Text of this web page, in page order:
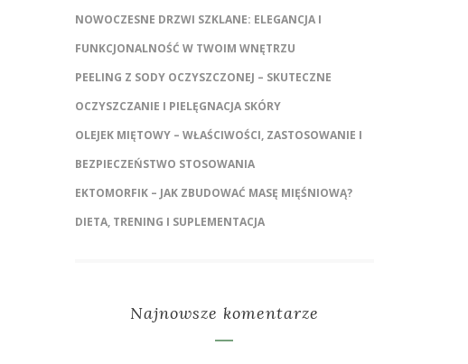
NOWOCZESNE DRZWI SZKLANE: ELEGANCJA I
FUNKCJONALNOŚĆ W TWOIM WNĘTRZU
PEELING Z SODY OCZYSZCZONEJ – SKUTECZNE
OCZYSZCZANIE I PIELĘGNACJA SKÓRY
OLEJEK MIĘTOWY – WŁAŚCIWOŚCI, ZASTOSOWANIE I
BEZPIECZEŃSTWO STOSOWANIA
EKTOMORFIK – JAK ZBUDOWAĆ MASĘ MIĘŚNIOWĄ?
DIETA, TRENING I SUPLEMENTACJA
Najnowsze komentarze